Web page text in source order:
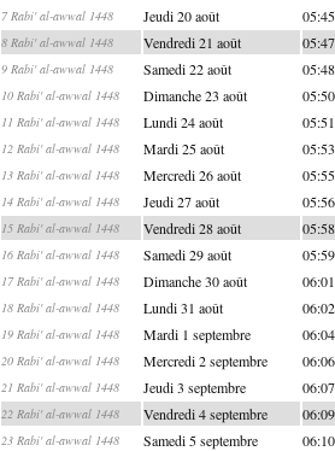
7 Rabi' al-awwal 1448 Jeudi 20 août 05:45
8 Rabi' al-awwal 1448 Vendredi 21 août 05:47
9 Rabi' al-awwal 1448 Samedi 22 août 05:48
10 Rabi' al-awwal 1448 Dimanche 23 août 05:50
11 Rabi' al-awwal 1448 Lundi 24 août 05:51
12 Rabi' al-awwal 1448 Mardi 25 août 05:53
13 Rabi' al-awwal 1448 Mercredi 26 août 05:55
14 Rabi' al-awwal 1448 Jeudi 27 août 05:56
15 Rabi' al-awwal 1448 Vendredi 28 août 05:58
16 Rabi' al-awwal 1448 Samedi 29 août 05:59
17 Rabi' al-awwal 1448 Dimanche 30 août 06:01
18 Rabi' al-awwal 1448 Lundi 31 août 06:02
19 Rabi' al-awwal 1448 Mardi 1 septembre 06:04
20 Rabi' al-awwal 1448 Mercredi 2 septembre 06:06
21 Rabi' al-awwal 1448 Jeudi 3 septembre 06:07
22 Rabi' al-awwal 1448 Vendredi 4 septembre 06:09
23 Rabi' al-awwal 1448 Samedi 5 septembre 06:10